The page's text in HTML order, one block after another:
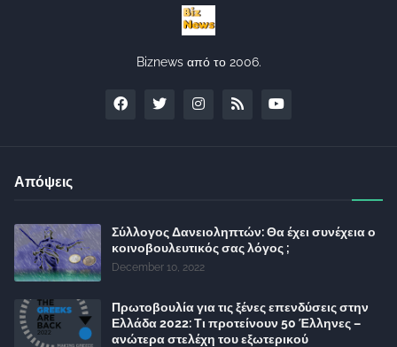
Biznews από το 2006.
Απόψεις
Σύλλογος Δανειοληπτών: Θα έχει συνέχεια ο
κοινοβουλευτικός σας λόγος ;
December 10, 2022
Πρωτοβουλία για τις ξένες επενδύσεις στην
Ελλάδα 2022: Τι προτείνουν 50 Έλληνες –
ανώτερα στελέχη του εξωτερικού